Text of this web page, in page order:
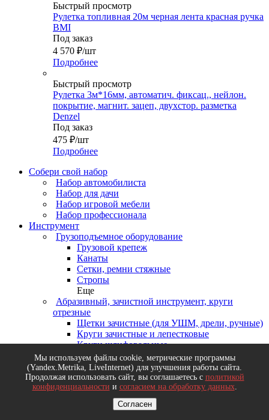
Быстрый просмотр
Рулетка топливная 20м черная лента красная ручка
BMI
Под заказ
4 570 ₽/шт
Подробнее
Быстрый просмотр
Рулетка 3м*16мм, автоматич. фиксац., нейлон.
покрытие, магнит. зацеп, двухстор. разметка
Denzel
Под заказ
475 ₽/шт
Подробнее
Собери свой набор
Набор автомобилиста
Набор для дачи
Набор игровой мебели
Набор профессионала
Инструмент
Грузоподъемное оборудование
Грузовой крепеж
Канаты
Сетки, ремни стяжные
Стропы
Еще
Абразивный, зачистной инструмент, круги
отрезные
Щетки зачистные (для УШМ, дрели, ручные)
Круги зачистные и лепестковые
Круги шлифовальные
Бумага наждачная, ленты, листы, сетки
шлифовальные
Еще
Деревообрабатывающий инструмент, диски
Диски пильные
Мы используем файлы cookie, метрические программы
(Yandex.Metrika, LiveInternet) для улучшения работы сайта.
Продолжая использовать сайт, вы соглашаетесь с политикой
конфиденциальности и согласием на обработку данных.
Согласен